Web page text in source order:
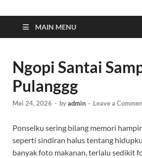
MAIN MENU
Ngopi Santai
Pulanggg
Mei 24, 2026 - byadmin - Leave a
Ponselku sering bilang memori
seperti sindiran halus tentang
banyak foto makanan, terlalu sedikit